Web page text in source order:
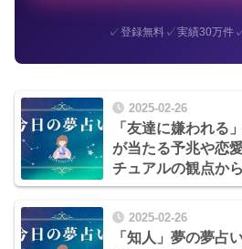
✓登録無料✓実績30万件
2025-02-26
「友達に嫌われる
が当たる予兆や恋
チュアルの観点か
2025-02-26
「知人」夢の夢占